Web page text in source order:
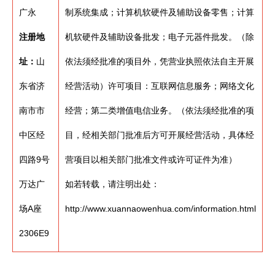
广永
注册地
址： 山
东省济
南市市
中区经
四路9号
万达广
场A座
2306E9
制系统集成；计算机软硬件及辅助设备零售；计算
机软硬件及辅助设备批发；电子元器件批发。（除
依法须经批准的项目外，凭营业执照依法自主开展
经营活动）许可项目：互联网信息服务；网络文化
经营；第二类增值电信业务。（依法须经批准的项
目，经相关部门批准后方可开展经营活动，具体经
营项目以相关部门批准文件或许可证件为准）
如若转载，请注明出处：
http://www.xuannaowenhua.com/information.html